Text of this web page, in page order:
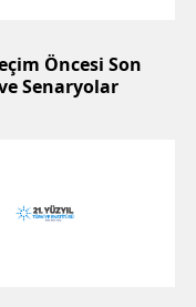
Öncesi Son
Senaryolar